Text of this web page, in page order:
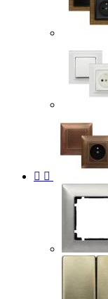
 